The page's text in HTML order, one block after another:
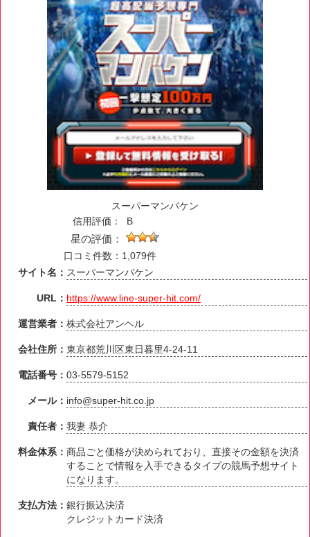
スーパーマンバケン
信用評価：
B
星の評価：
口コミ件数：1,079件
サイト名： スーパーマンバケン
URL： https://www.line-super-hit.com/
運営業者：株式会社アンヘル
会社住所：東京都荒川区東日暮里4-24-11
電話番号：03-5579-5152
メール： info@super-hit.co.jp
責任者：我妻 恭介
料金体系：商品ごと価格が決められており、直接その金額を決済
することで情報を入手できるタイプの競馬予想サイト
になります。
支払方法：銀行振込決済
クレジットカード決済